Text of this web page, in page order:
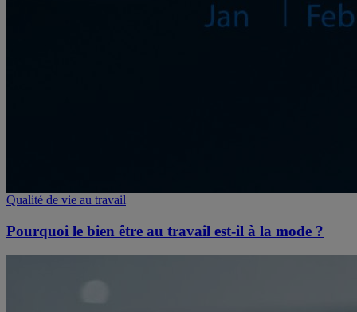
Qualité de vie au travail
Pourquoi le bien être au travail est-il à la mode ?